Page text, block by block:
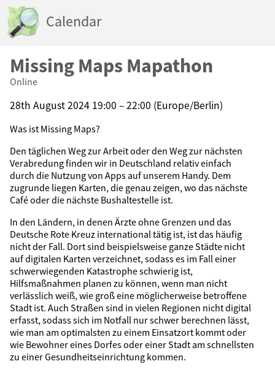
Calendar
Missing Maps Mapathon
Online
28th August 2024 19:00 – 22:00 (Europe/Berlin)
Was ist Missing Maps?
Den täglichen Weg zur Arbeit oder den Weg zur nächsten
Verabredung finden wir in Deutschland relativ einfach
durch die Nutzung von Apps auf unserem Handy. Dem
zugrunde liegen Karten, die genau zeigen, wo das nächste
Café oder die nächste Bushaltestelle ist.
In den Ländern, in denen Ärzte ohne Grenzen und das
Deutsche Rote Kreuz international tätig ist, ist das häufig
nicht der Fall. Dort sind beispielsweise ganze Städte nicht
auf digitalen Karten verzeichnet, sodass es im Fall einer
schwerwiegenden Katastrophe schwierig ist,
Hilfsmaßnahmen planen zu können, wenn man nicht
verlässlich weiß, wie groß eine möglicherweise betroffene
Stadt ist. Auch Straßen sind in vielen Regionen nicht digital
erfasst, sodass sich im Notfall nur schwer berechnen lässt,
wie man am optimalsten zu einem Einsatzort kommt oder
wie Bewohner eines Dorfes oder einer Stadt am schnellsten
zu einer Gesundheitseinrichtung kommen.